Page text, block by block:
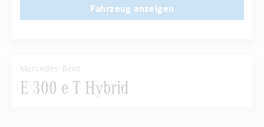
Fahrzeug anzeigen
Mercedes-Benz
E 300 e T Hybrid